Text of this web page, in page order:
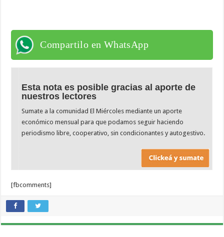
Compartilo en WhatsApp
Esta nota es posible gracias al aporte de
nuestros lectores
Sumate a la comunidad El Miércoles mediante un aporte
económico mensual para que podamos seguir haciendo
periodismo libre, cooperativo, sin condicionantes y autogestivo.
[fbcomments]